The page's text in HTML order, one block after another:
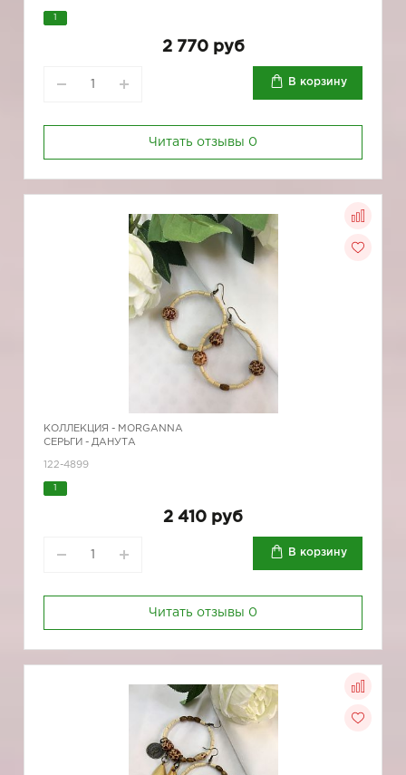
2 770 руб
В корзину
Читать отзывы 0
КОЛЛЕКЦИЯ - MORGANNA
СЕРЬГИ - ДАНУТА
122-4899
2 410 руб
В корзину
Читать отзывы 0